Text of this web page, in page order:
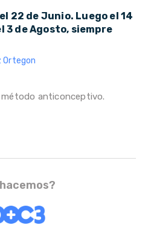
22 de Junio. Luego el 14
3 de Agosto, siempre
Ortegon
método anticonceptivo.